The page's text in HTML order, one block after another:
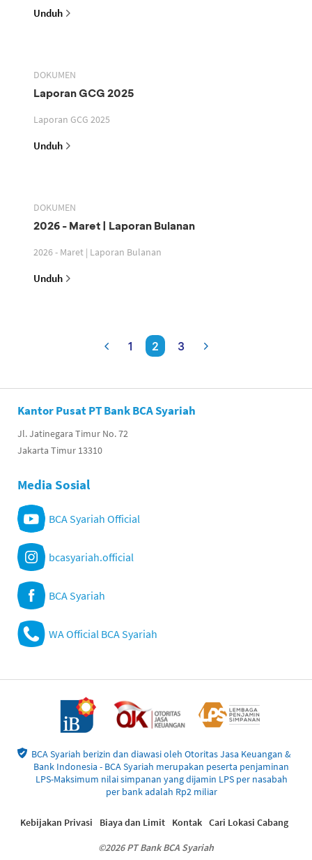
Unduh
DOKUMEN
Laporan GCG 2025
Laporan GCG 2025
Unduh
DOKUMEN
2026 - Maret | Laporan Bulanan
2026 - Maret | Laporan Bulanan
Unduh
1 2 3
Kantor Pusat PT Bank BCA Syariah
Jl. Jatinegara Timur No. 72
Jakarta Timur 13310
Media Sosial
BCA Syariah Official
bcasyariah.official
BCA Syariah
WA Official BCA Syariah
BCA Syariah berizin dan diawasi oleh Otoritas Jasa Keuangan &
Bank Indonesia - BCA Syariah merupakan peserta penjaminan
LPS-Maksimum nilai simpanan yang dijamin LPS per nasabah
per bank adalah Rp2 miliar
©2026 PT Bank BCA Syariah
Kebijakan Privasi Biaya dan Limit Kontak Cari Lokasi Cabang